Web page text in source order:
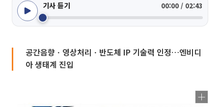
기사 듣기 00:00 / 02:43
공간음향ㆍ영상처리ㆍ반도체 IP 기술력 인정…엔비디
아 생태계 진입